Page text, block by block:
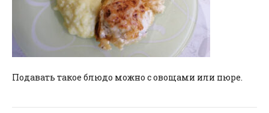
Подавать такое блюдо можно с овощами или пюре.